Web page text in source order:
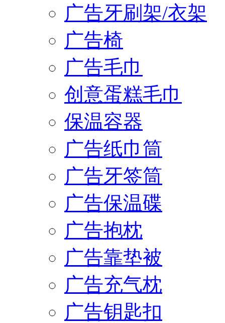
广告牙刷架/衣架
广告椅
广告毛巾
创意蛋糕毛巾
保温容器
广告纸巾筒
广告牙签筒
广告保温碟
广告抱枕
广告靠垫被
广告充气枕
广告钥匙扣